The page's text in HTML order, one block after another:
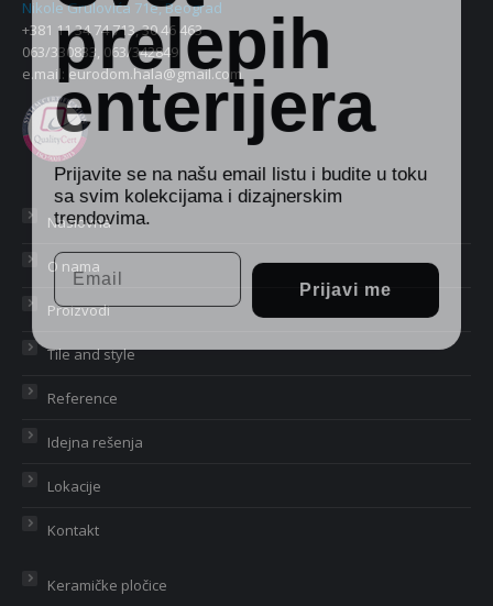
Nikole Grulovića 71e, Beograd
+381 11 34 74 713, 30 46 463
063/330833, 063/342849
e.mail: eurodom.hala@gmail.com
Naslovna
O nama
Proizvodi
Tile and style
Reference
Idejna rešenja
Lokacije
Kontakt
Keramičke pločice
prelepih
enterijera
Prijavite se na našu email listu i budite u toku
sa svim kolekcijama i dizajnerskim
trendovima.
Email
Prijavi me